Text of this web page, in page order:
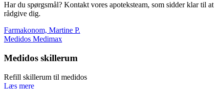
Har du spørgsmål? Kontakt vores apoteksteam, som sidder klar til at
rådgive dig.
Farmakonom, Martine P.
Medidos Medimax
Medidos skillerum
Refill skillerum til medidos
Læs mere